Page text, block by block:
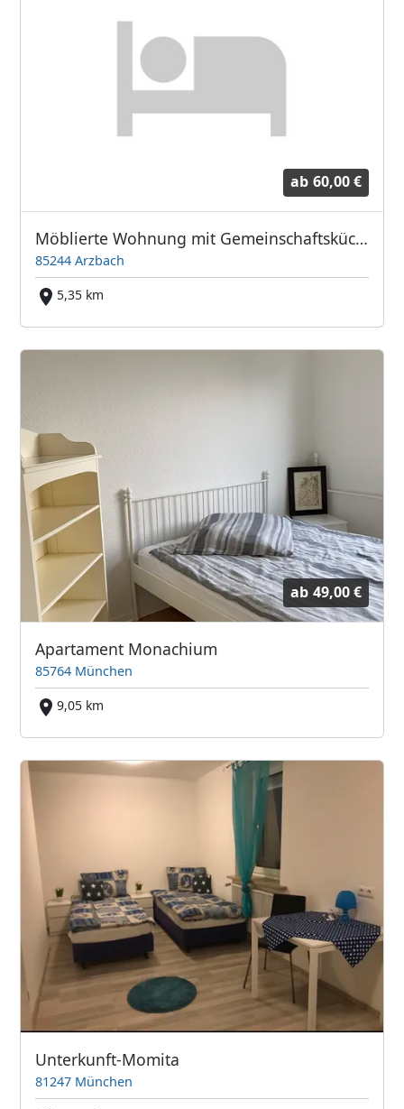
ab 60,00 €
Möblierte Wohnung mit Gemeinschaftsküche
85244 Arzbach
5,35 km
ab 49,00 €
Apartament Monachium
85764 München
9,05 km
Unterkunft-Momita
81247 München